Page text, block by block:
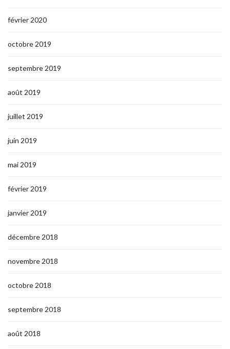
février 2020
octobre 2019
septembre 2019
août 2019
juillet 2019
juin 2019
mai 2019
février 2019
janvier 2019
décembre 2018
novembre 2018
octobre 2018
septembre 2018
août 2018